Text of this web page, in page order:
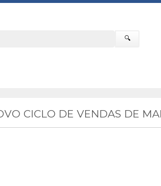
🔍
CICLO DE VENDAS DE